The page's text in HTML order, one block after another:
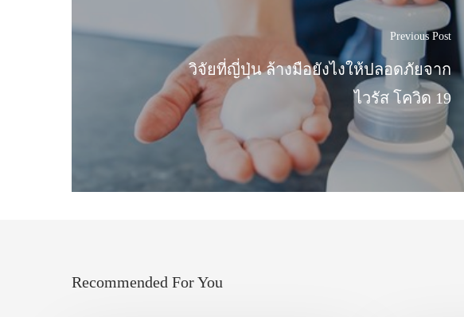
Previous Post
วิจัยที่ญี่ปุ่น ล้างมือยังไงให้ปลอดภัยจาก
ไวรัส โควิด 19
Recommended For You